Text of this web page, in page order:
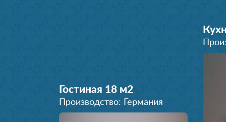
Гостиная 18 м2
Производство: Германия